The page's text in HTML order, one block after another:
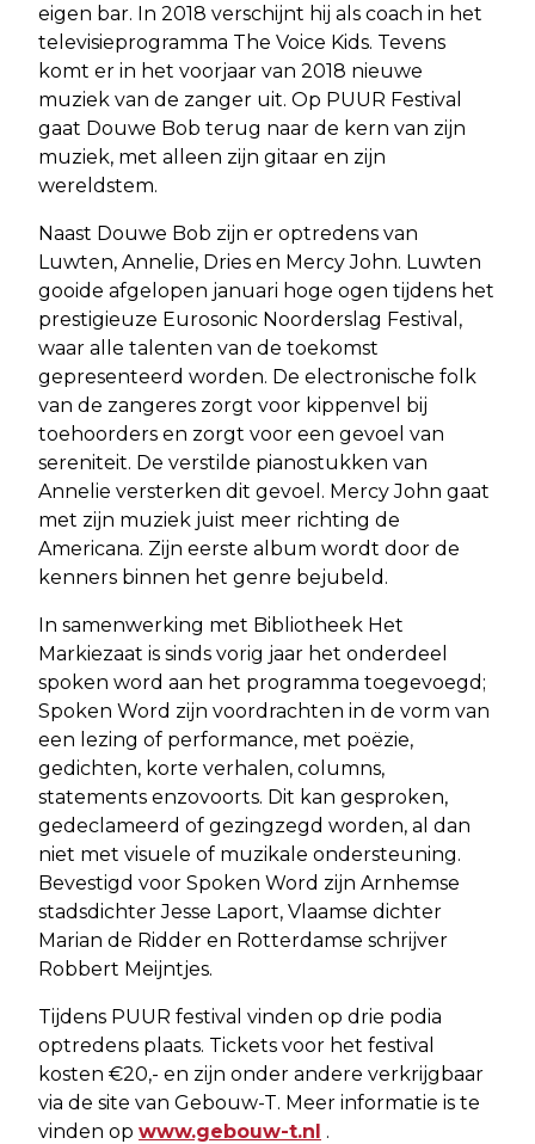
eigen bar. In 2018 verschijnt hij als coach in het
televisieprogramma The Voice Kids. Tevens
komt er in het voorjaar van 2018 nieuwe
muziek van de zanger uit. Op PUUR Festival
gaat Douwe Bob terug naar de kern van zijn
muziek, met alleen zijn gitaar en zijn
wereldstem.
Naast Douwe Bob zijn er optredens van
Luwten, Annelie, Dries en Mercy John. Luwten
gooide afgelopen januari hoge ogen tijdens het
prestigieuze Eurosonic Noorderslag Festival,
waar alle talenten van de toekomst
gepresenteerd worden. De electronische folk
van de zangeres zorgt voor kippenvel bij
toehoorders en zorgt voor een gevoel van
sereniteit. De verstilde pianostukken van
Annelie versterken dit gevoel. Mercy John gaat
met zijn muziek juist meer richting de
Americana. Zijn eerste album wordt door de
kenners binnen het genre bejubeld.
In samenwerking met Bibliotheek Het
Markiezaat is sinds vorig jaar het onderdeel
spoken word aan het programma toegevoegd;
Spoken Word zijn voordrachten in de vorm van
een lezing of performance, met poëzie,
gedichten, korte verhalen, columns,
statements enzovoorts. Dit kan gesproken,
gedeclameerd of gezingzegd worden, al dan
niet met visuele of muzikale ondersteuning.
Bevestigd voor Spoken Word zijn Arnhemse
stadsdichter Jesse Laport, Vlaamse dichter
Marian de Ridder en Rotterdamse schrijver
Robbert Meijntjes.
Tijdens PUUR festival vinden op drie podia
optredens plaats. Tickets voor het festival
kosten €20,- en zijn onder andere verkrijgbaar
via de site van Gebouw-T. Meer informatie is te
vinden op www.gebouw-t.nl .